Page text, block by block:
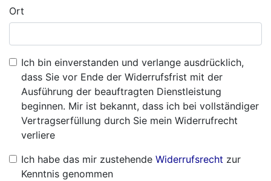
Ort
Ich bin einverstanden und verlange ausdrücklich,
dass Sie vor Ende der Widerrufsfrist mit der
Ausführung der beauftragten Dienstleistung
beginnen. Mir ist bekannt, dass ich bei vollständiger
Vertragserfüllung durch Sie mein Widerrufrecht
verliere
Ich habe das mir zustehende Widerrufsrecht zur
Kenntnis genommen